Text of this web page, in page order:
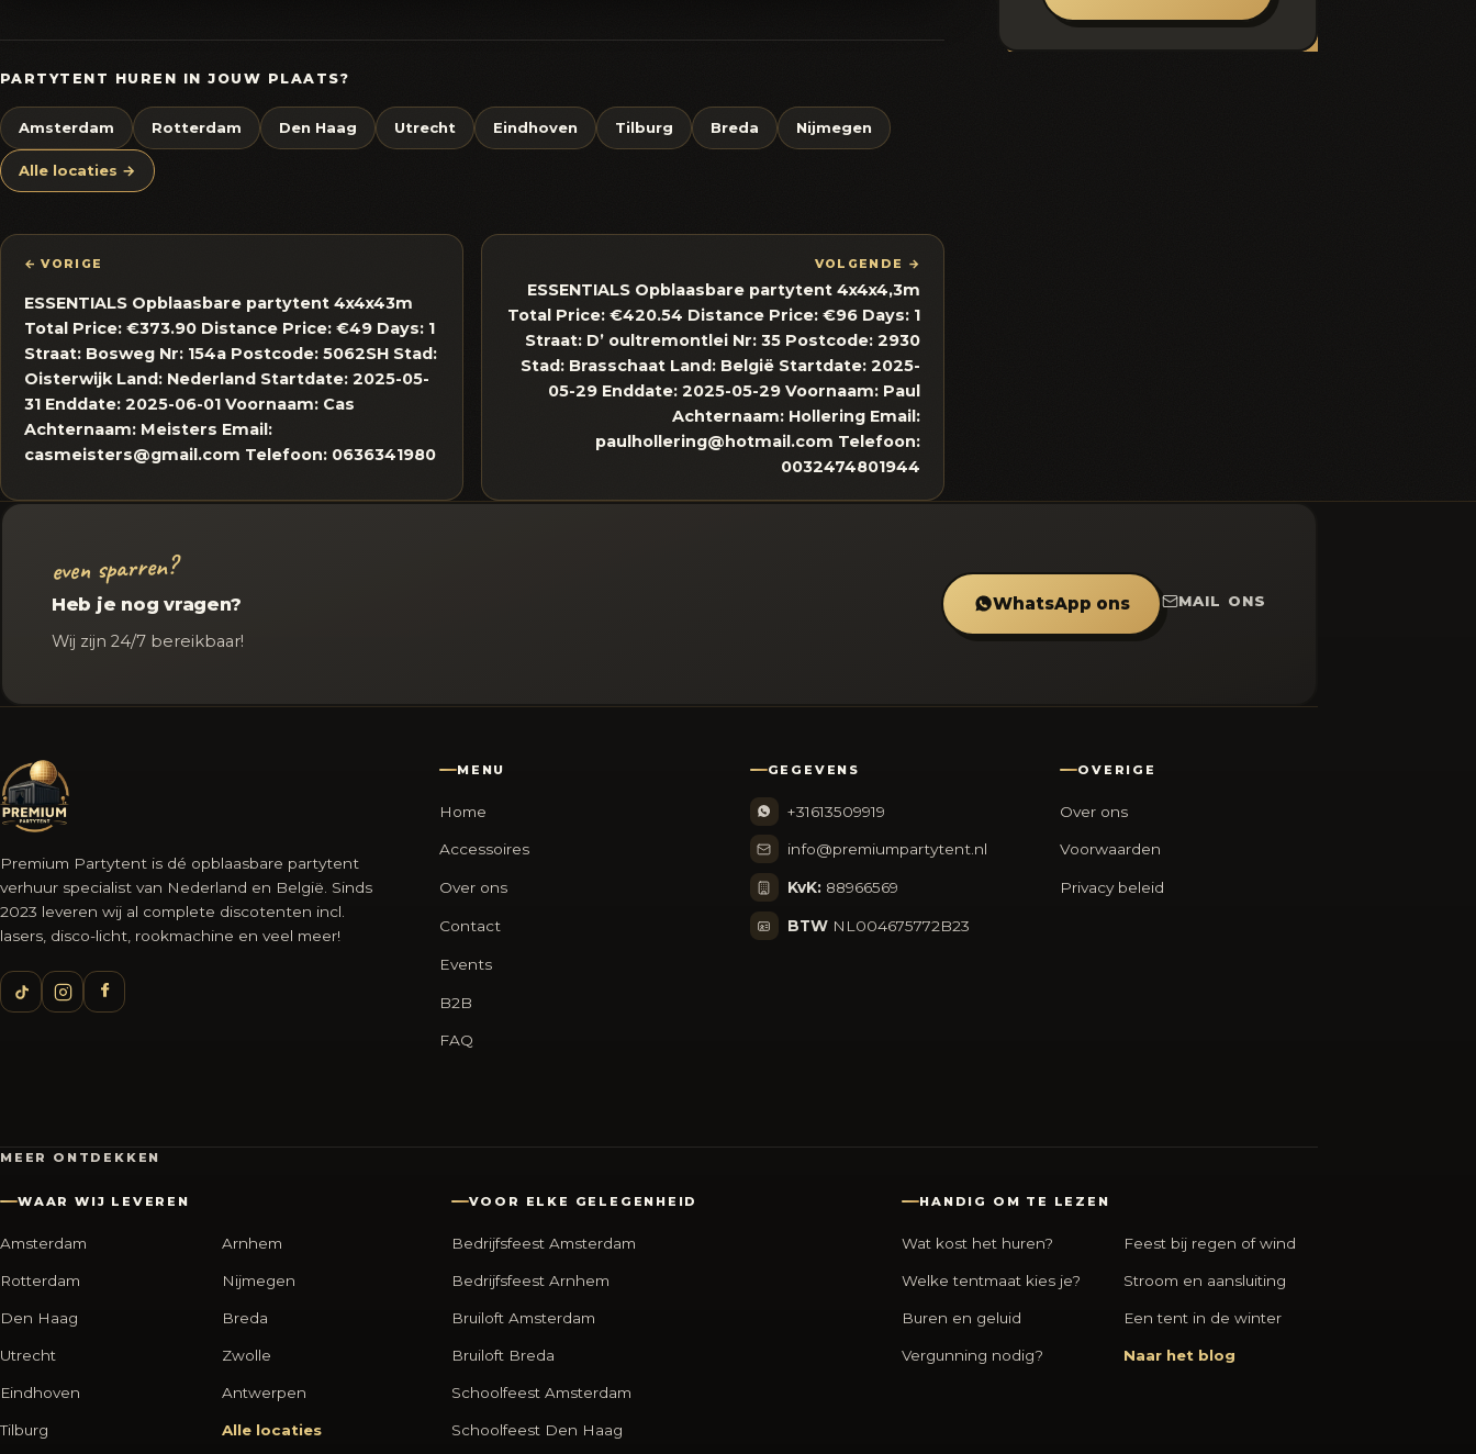
PARTYTENT HUREN IN JOUW PLAATS?
Amsterdam Rotterdam Den Haag Utrecht Eindhoven Tilburg Breda Nijmegen
Alle locaties →
← VORIGE
ESSENTIALS Opblaasbare partytent 4x4x43m
Total Price: €373.90 Distance Price: €49 Days: 1
Straat: Bosweg Nr: 154a Postcode: 5062SH Stad:
Oisterwijk Land: Nederland Startdate: 2025-05-
31 Enddate: 2025-06-01 Voornaam: Cas
Achternaam: Meisters Email:
casmeisters@gmail.com Telefoon: 0636341980
VOLGENDE →
ESSENTIALS Opblaasbare partytent 4x4x4,3m
Total Price: €420.54 Distance Price: €96 Days: 1
Straat: D’ oultremontlei Nr: 35 Postcode: 2930
Stad: Brasschaat Land: België Startdate: 2025-
05-29 Enddate: 2025-05-29 Voornaam: Paul
Achternaam: Hollering Email:
paulhollering@hotmail.com Telefoon:
0032474801944
even sparren?
Heb je nog vragen?
Wij zijn 24/7 bereikbaar!
WhatsApp ons MAIL ONS
Premium Partytent is dé opblaasbare partytent
verhuur specialist van Nederland en België. Sinds
2023 leveren wij al complete discotenten incl.
lasers, disco-licht, rookmachine en veel meer!
MENU
Home
Accessoires
Over ons
Contact
Events
B2B
FAQ
GEGEVENS
+31613509919
info@premiumpartytent.nl
KvK:88966569
BTWNL004675772B23
OVERIGE
Over ons
Voorwaarden
Privacy beleid
MEER ONTDEKKEN
WAAR WIJ LEVEREN
Amsterdam
Rotterdam
Den Haag
Utrecht
Eindhoven
Tilburg
Arnhem
Nijmegen
Breda
Zwolle
Antwerpen
Alle locaties
VOOR ELKE GELEGENHEID
Bedrijfsfeest Amsterdam
Bedrijfsfeest Arnhem
Bruiloft Amsterdam
Bruiloft Breda
Schoolfeest Amsterdam
Schoolfeest Den Haag
HANDIG OM TE LEZEN
Wat kost het huren?
Welke tentmaat kies je?
Buren en geluid
Vergunning nodig?
Feest bij regen of wind
Stroom en aansluiting
Een tent in de winter
Naar het blog